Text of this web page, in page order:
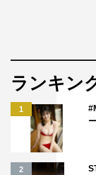
いな！
ランキン
1
2